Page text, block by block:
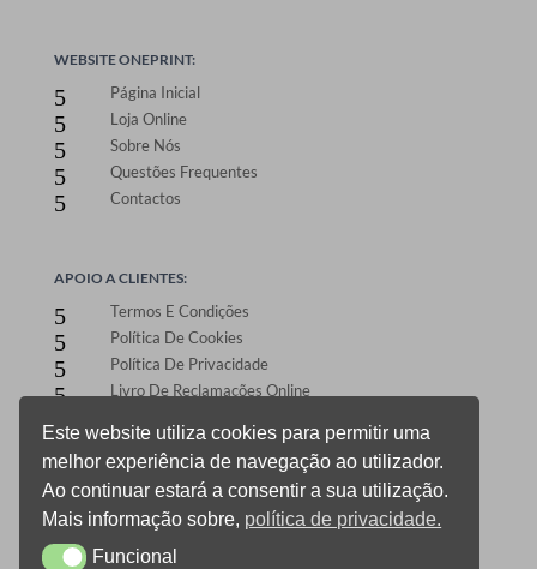
WEBSITE ONEPRINT:
5 Página Inicial
5 Loja Online
5 Sobre Nós
5 Questões Frequentes
5 Contactos
APOIO A CLIENTES:
5 Termos E Condições
5 Política De Cookies
5 Política De Privacidade
5 Livro De Reclamações Online
ÁREA DE CLIENTES:
5 Registo E Login
5 Carrinho De Compras
5 CheckOut
Este website utiliza cookies para permitir uma
melhor experiência de navegação ao utilizador.
Ao continuar estará a consentir a sua utilização.
Mais informação sobre, política de privacidade.
FuncionalFuncional